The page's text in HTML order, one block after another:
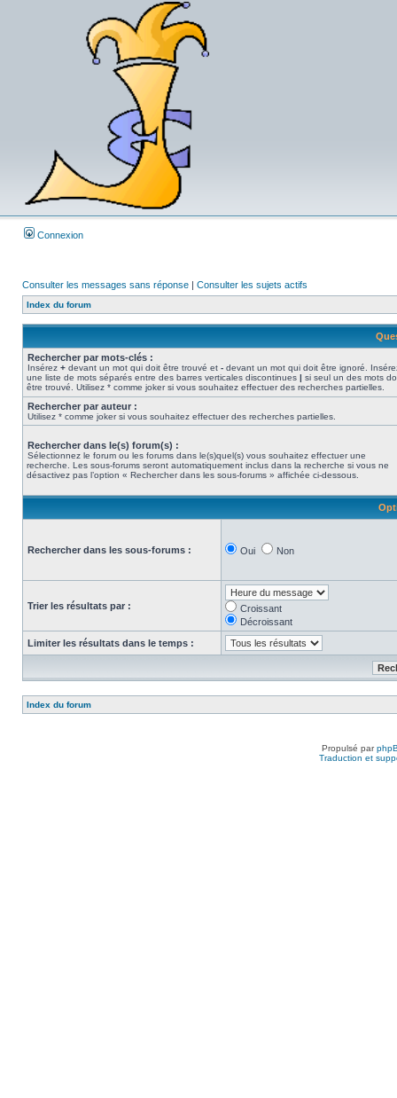
Connexion
Consulter les messages sans réponse | Consulter les sujets actifs
Index du forum
Rechercher par mots-clés :
Insérez + devant un mot qui doit être trouvé et - devant un mot qui doit être ignoré.
une liste de mots séparés entre des barres verticales discontinues | si seul un des mots
être trouvé. Utilisez * comme joker si vous souhaitez effectuer des recherches partielles.
Rechercher par auteur :
Utilisez * comme joker si vous souhaitez effectuer des recherches partielles.
Rechercher dans le(s) forum(s) :
Sélectionnez le forum ou les forums dans le(s)quel(s) vous souhaitez effectuer une
recherche. Les sous-forums seront automatiquement inclus dans la recherche si vous ne
désactivez pas l’option « Rechercher dans les sous-forums » affichée ci-dessous.
Rechercher dans les sous-forums : Oui Non
Trier les résultats par :
Croissant
Décroissant
Limiter les résultats dans le temps :
Index du forum
Propulsé par
Traduction et